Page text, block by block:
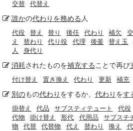
交替
代替え
誰かの代わりを務める 人
代役 替え 替り 後任 代わり 補欠
え
替わり 代り役 代理 後釜 替え玉
人
身代り
消耗されたものを補充する ことで再び
付け替え 置き換え 代わり 更新 補充
別のもの代わり をするか、 代わり をす
掛替え 代品 サブスティテュート 代役
代物
掛け替え 形代 代用品 サブスチ
物
代替 代替物 代え 替わり 換え